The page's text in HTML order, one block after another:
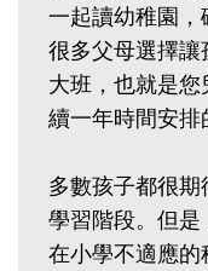
一起讀幼稚園，
很多父母選擇
大班，也就是
續一年時間安排
多數孩子都很
學習階段。但
在小學不適應